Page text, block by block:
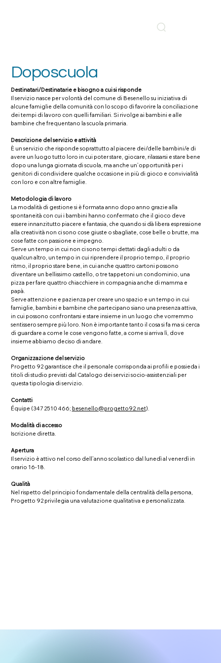
Doposcuola
Destinatari/Destinatarie e bisogno a cui si risponde
Il servizio nasce per volontà del comune di Besenello su iniziativa di
alcune famiglie della comunità con lo scopo di favorire la conciliazione
dei tempi di lavoro con quelli familiari. Si rivolge ai bambini e alle
bambine che frequentano la scuola primaria.
Descrizione del servizio e attività
È un servizio che risponde soprattutto al piacere dei/delle bambini/e di
avere un luogo tutto loro in cui poter stare, giocare, rilassarsi e stare bene
dopo una lunga giornata di scuola, ma anche un’opportunità per i
genitori di condividere qualche occasione in più di gioco e convivialità
con loro e con altre famiglie.
Metodologia di lavoro
La modalità di gestione si è formata anno dopo anno grazie alla
spontaneità con cui i bambini hanno confermato che il gioco deve
essere innanzitutto piacere e fantasia, che quando si dà libera espressione
alla creatività non ci sono cose giuste o sbagliate, cose belle o brutte, ma
cose fatte con passione e impegno.
Serve un tempo in cui non ci sono tempi dettati dagli adulti o da
qualcun altro, un tempo in cui riprendere il proprio tempo, il proprio
ritmo, il proprio stare bene, in cui anche quattro cartoni possono
diventare un bellissimo castello, o tre tappetoni un condominio, una
pizza per fare quattro chiacchiere in compagnia anche di mamma e
papà.
Serve attenzione e pazienza per creare uno spazio e un tempo in cui
famiglie, bambini e bambine che partecipano siano una presenza attiva,
in cui possono confrontarsi e stare insieme in un luogo che vorremmo
sentissero sempre più loro. Non è importante tanto il cosa si fa ma si cerca
di guardare a come le cose vengono fatte, a come si arriva lì, dove
insieme abbiamo deciso di andare.
Organizzazione del servizio
Progetto 92 garantisce che il personale corrisponda ai profili e possieda i
titoli di studio previsti dal Catalogo dei servizi socio-assistenziali per
questa tipologia di servizio.
Contatti
Équipe (347 2510 466; besenello@progetto92.net).
Modalità di accesso
Iscrizione diretta.
Apertura
Il servizio è attivo nel corso dell’anno scolastico dal lunedì al venerdì in
orario 16-18.
Qualità
Nel rispetto del principio fondamentale della centralità della persona,
Progetto 92 privilegia una valutazione qualitativa e personalizzata.